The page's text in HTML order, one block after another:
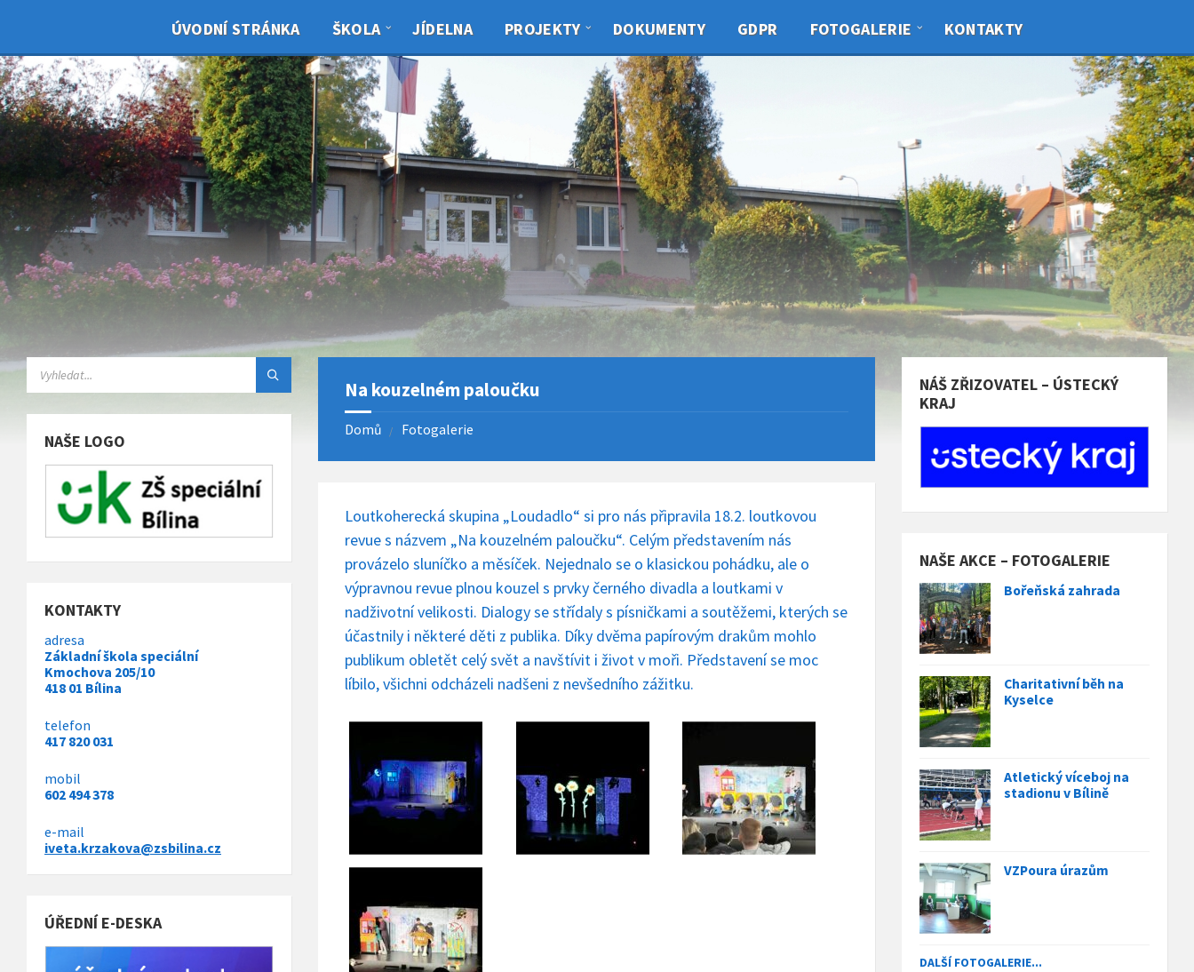
ÚVODNÍ STRÁNKA ŠKOLA JÍDELNA PROJEKTY DOKUMENTY GDPR FOTOGALERIE KONTAKTY
Na kouzelném paloučku
Domů Fotogalerie
Loutkoherecká skupina „Loudadlo“ si pro nás připravila 18.2. loutkovou
revue s názvem „Na kouzelném paloučku“. Celým představením nás
provázelo sluníčko a měsíček. Nejednalo se o klasickou pohádku, ale o
výpravnou revue plnou kouzel s prvky černého divadla a loutkami v
nadživotní velikosti. Dialogy se střídaly s písničkami a soutěžemi, kterých se
účastnily i některé děti z publika. Díky dvěma papírovým drakům mohlo
publikum obletět celý svět a navštívit i život v moři. Představení se moc
líbilo, všichni odcházeli nadšeni z nevšedního zážitku.
NAŠE LOGO
KONTAKTY
adresa
Základní škola speciální
Kmochova 205/10
418 01 Bílina
telefon
417 820 031
mobil
602 494 378
e-mail
iveta.krzakova@zsbilina.cz
ÚŘEDNÍ E-DESKA
NÁŠ ZŘIZOVATEL – ÚSTECKÝ
KRAJ
NAŠE AKCE – FOTOGALERIE
Bořeňská zahrada
Charitativní běh na
Kyselce
Atletický víceboj na
stadionu v Bílině
VZPoura úrazům
DALŠÍ FOTOGALERIE...